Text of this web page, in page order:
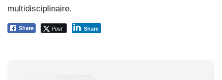
multidisciplinaire.
Share Post Share